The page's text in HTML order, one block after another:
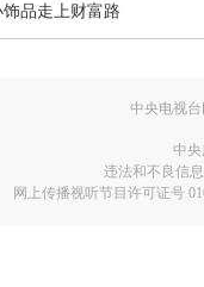
品走上财富路
中央电视
中
违法和不良信
网上传播视听节目许可证号